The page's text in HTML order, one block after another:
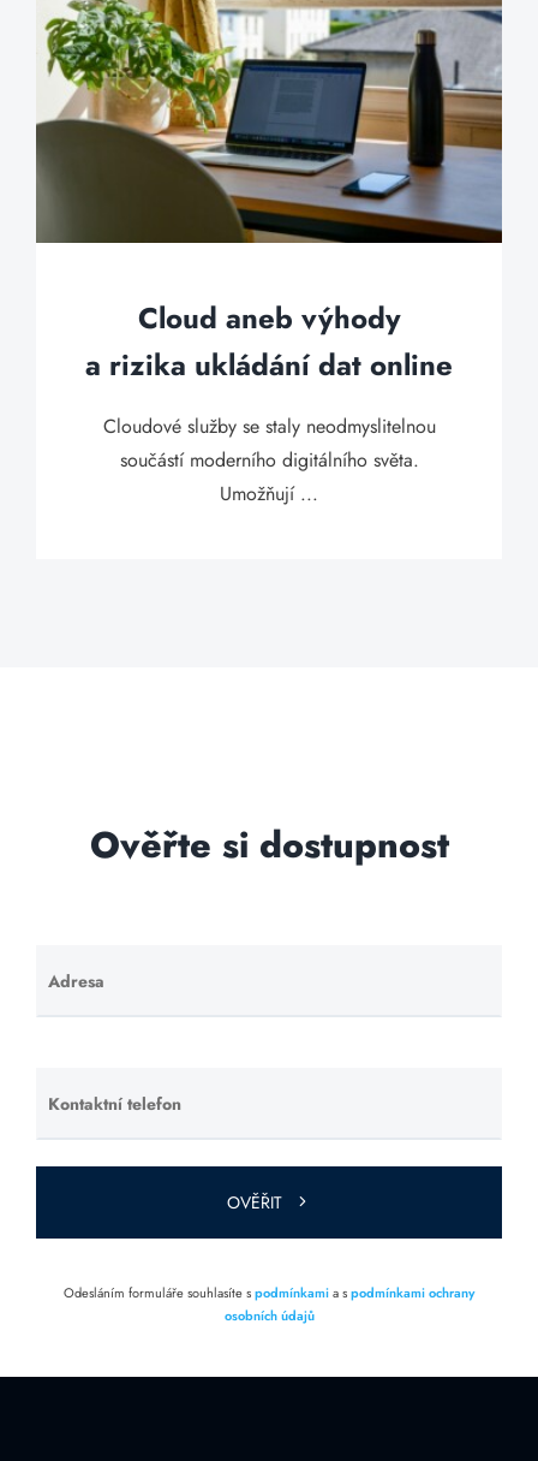
Cloud aneb výhody
a rizika ukládání dat online
Cloudové služby se staly neodmyslitelnou
součástí moderního digitálního světa.
Umožňují ...
Ověřte si dostupnost
Adresa
Ponechte
toto pole
Kontaktní telefon
Ponechte
toto pole
prázdné.
OVĚŘIT
Odesláním formuláře souhlasíte spodmínkamia spodmínkami ochrany
osobních údajů